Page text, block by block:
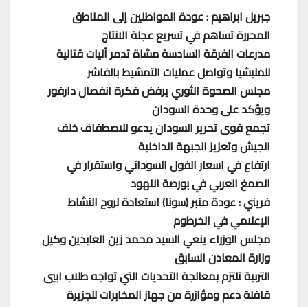
جبريل ابراهيم : عودة المواطنين إلى المناطق
المحررة تساهم في تسريع عجلة الانتاج
مدرعات الفرقة السادسة مشاة تدمر آليات قتالية
للمليشيا وتواصل عمليات التمشيط بالفاشر
مجلس الصحوة الثوري يرفض فكرة انفصال دارفور
ويؤكد على وحدة السودان
تجمع قوى تحرير السودان يدعو للاصطفاف خلف
الجيش وتعزيز الجبهة الداخلية
ارتفاع في اسعار الفول السوداني واستقرار في
الصمغ العربي في بورصة النهود
فريني : عودة منبر (سونا) استعادة لروح النشاط
الإعلامي في الخرطوم
مجلس الوزراء ينعي السيد محمد زين العابدين وكيل
وزارة المعادن السابق
التربية تلتزم بمعالجة التحديات التي تواجه طلاب ابيي
قافلة دعم ومؤازرة من جهاز المخابرات للجزيرة